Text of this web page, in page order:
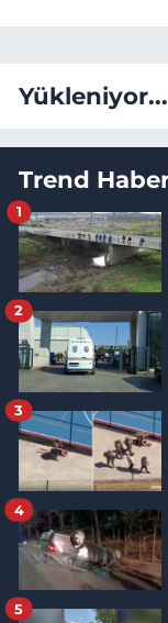
Yükleniyor...
Trend
1
2
3
4
5